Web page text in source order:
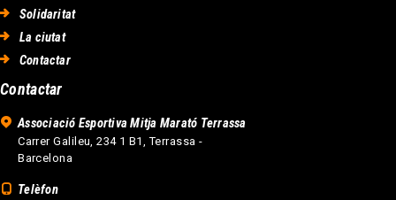
Solidaritat
La ciutat
Contactar
Contactar
Associació Esportiva Mitja Marató Terrassa
Carrer Galileu, 234 1 B1, Terrassa -
Barcelona
Telèfon